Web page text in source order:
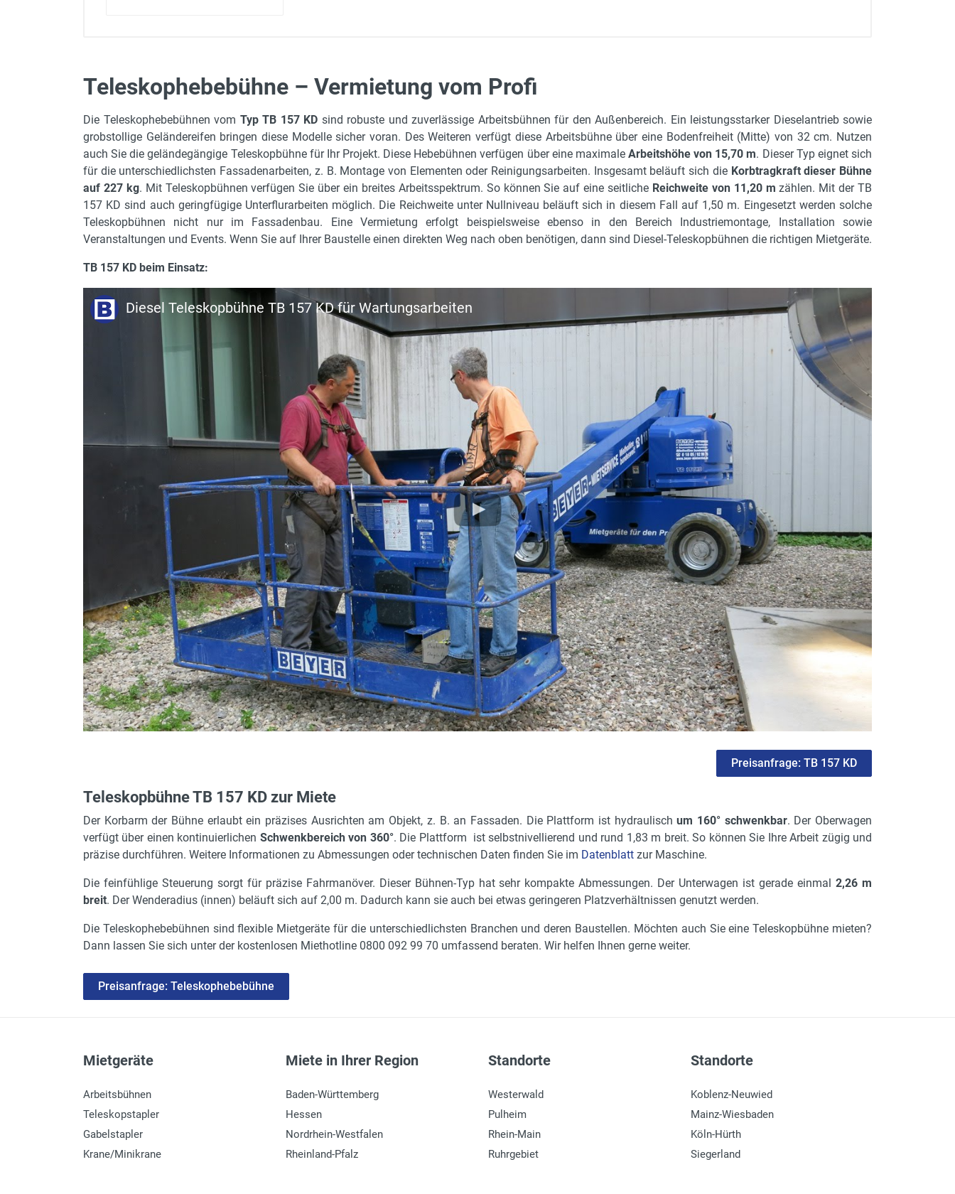
max. Arbeitshöhe
15.7 m
Gerätehöhe in m
2.55 m
Gerätelänge in m
8.47 m
Gerätebreite in m
2.26 m
max. Plattformhöhe
max. Tragkraft
227 kg
Antrieb
Deutz Diesel
max. zulässige Personen
Leergewicht
7390 kg
Teleskop
Höhe Transportstellung in m
2.55 m
Allrad 4 x 4
nein
Bereifung
Geländereifen
Pendelachse
nein
Korbgröße
1,83 x 0,76 m
max. Steigfähigkeit in %
40 %
max. Bodenfreiheit
0.32 m
Vorderrad
2.2 m
Fahrgeschwindigkeit max.
7 km/h
verkranbar
ja
Wenderadius außen
4.78 m
max. seitl. Reichweite
11.2 m
bis welcher Höhe verfahrbar
15.7 m
Schwenkbereich
360 °
Tankinhalt und Kraftstoff
114 l, Diesel
Korbdrehung
Reichweite unter Nullniveau
1.5 m
Wartungsarbeiten
Teleskophebebühne – Vermietung vom Profi
Die Teleskophebebühnen vom Typ TB 157 KD sind robuste und zuverlässige Arbeitsbühnen für den Außenbereich. Ein leistungsstarker Dieselantrieb sowie
grobstollige Geländereifen bringen diese Modelle sicher voran. Des Weiteren verfügt diese Arbeitsbühne über eine Bodenfreiheit (Mitte) von 32 cm. Nutzen
auch Sie die geländegängige Teleskopbühne für Ihr Projekt. Diese Hebebühnen verfügen über eine maximale Arbeitshöhe von 15,70 m. Dieser Typ eignet sich
für die unterschiedlichsten Fassadenarbeiten, z. B. Montage von Elementen oder Reinigungsarbeiten. Insgesamt beläuft sich die Korbtragkraft dieser Bühne
auf 227 kg. Mit Teleskopbühnen verfügen Sie über ein breites Arbeitsspektrum. So können Sie auf eine seitliche Reichweite von 11,20 m zählen. Mit der TB
157 KD sind auch geringfügige Unterflurarbeiten möglich. Die Reichweite unter Nullniveau beläuft sich in diesem Fall auf 1,50 m. Eingesetzt werden solche
Teleskopbühnen nicht nur im Fassadenbau. Eine Vermietung erfolgt beispielsweise ebenso in den Bereich Industriemontage, Installation sowie
Veranstaltungen und Events. Wenn Sie auf Ihrer Baustelle einen direkten Weg nach oben benötigen, dann sind Diesel-Teleskopbühnen die richtigen Mietgeräte.
TB 157 KD beim Einsatz:
Diesel Teleskopbühne TB 157 KD für Wartungsarbeiten
Preisanfrage: TB 157 KD
Teleskopbühne TB 157 KD zur Miete
Der Korbarm der Bühne erlaubt ein präzises Ausrichten am Objekt, z. B. an Fassaden. Die Plattform ist hydraulischum 160° schwenkbar. Der Oberwagen
verfügt über einen kontinuierlichen Schwenkbereich von 360°. Die Plattform ist selbstnivellierend und rund 1,83 m breit. So können Sie Ihre Arbeit zügig und
präzise durchführen. Weitere Informationen zu Abmessungen oder technischen Daten finden Sie im Datenblatt zur Maschine.
Die feinfühlige Steuerung sorgt für präzise Fahrmanöver. Dieser Bühnen-Typ hat sehr kompakte Abmessungen. Der Unterwagen ist gerade einmal2,26 m
breit. Der Wenderadius (innen) beläuft sich auf 2,00 m. Dadurch kann sie auch bei etwas geringeren Platzverhältnissen genutzt werden.
Die Teleskophebebühnen sind flexible Mietgeräte für die unterschiedlichsten Branchen und deren Baustellen. Möchten auch Sie eine Teleskopbühne mieten?
Dann lassen Sie sich unter der kostenlosen Miethotline 0800 092 99 70 umfassend beraten. Wir helfen Ihnen gerne weiter.
Preisanfrage: Teleskophebebühne
Mietgeräte
Arbeitsbühnen
Teleskopstapler
Gabelstapler
Krane/Minikrane
Miete in Ihrer Region
Baden-Württemberg
Hessen
Nordrhein-Westfalen
Rheinland-Pfalz
Standorte
Westerwald
Pulheim
Rhein-Main
Ruhrgebiet
Standorte
Koblenz-Neuwied
Mainz-Wiesbaden
Köln-Hürth
Siegerland